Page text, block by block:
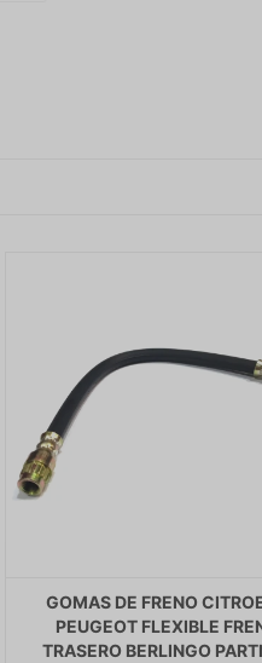
GOMAS DE FRENO
PEUGEOT FLEXIBLE
TRASERO BERLINGO